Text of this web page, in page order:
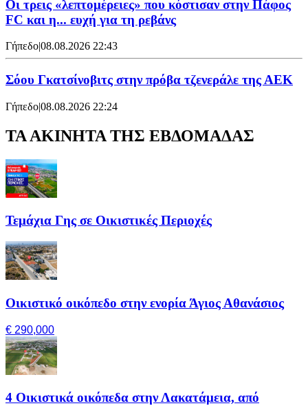
Οι τρεις «λεπτομέρειες» που κόστισαν στην Πάφος
FC και η... ευχή για τη ρεβάνς
Γήπεδο|08.08.2026 22:43
Σόου Γκατσίνοβιτς στην πρόβα τζενεράλε της ΑΕΚ
Γήπεδο|08.08.2026 22:24
ΤΑ ΑΚΙΝΗΤΑ ΤΗΣ ΕΒΔΟΜΑΔΑΣ
Τεμάχια Γης σε Οικιστικές Περιοχές
Οικιστικό οικόπεδο στην ενορία Άγιος Αθανάσιος
€ 290,000
4 Οικιστικά οικόπεδα στην Λακατάμεια, από